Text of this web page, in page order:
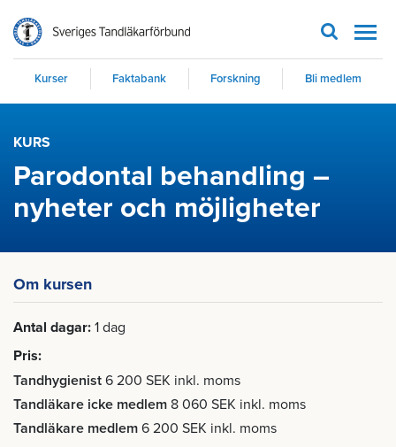
Kurser Faktabank Forskning Bli medlem
KURS
Parodontal behandling –
nyheter och möjligheter
Om kursen
Antal dagar 1 dag
Pris
Tandhygienist 6 200 SEK inkl. moms
Tandläkare icke medlem 8 060 SEK inkl. moms
Tandläkare medlem 6 200 SEK inkl. moms